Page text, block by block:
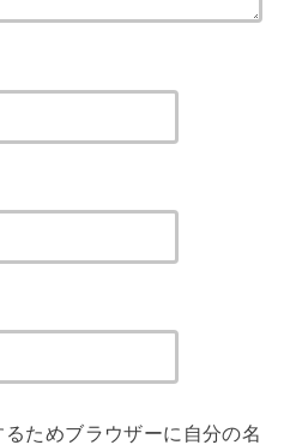
ためブラウザーに自分の名